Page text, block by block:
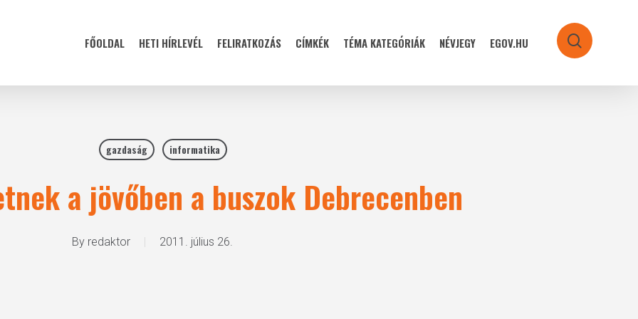
FŐOLDAL HETI HÍRLEVÉL FELIRATKOZÁS CÍMKÉK TÉMA KATEGÓRIÁK NÉVJEGY EGOV.HU search
gazdaság informatika
a jövőben a buszok Debrecenben
By redaktor 2011. július 26.